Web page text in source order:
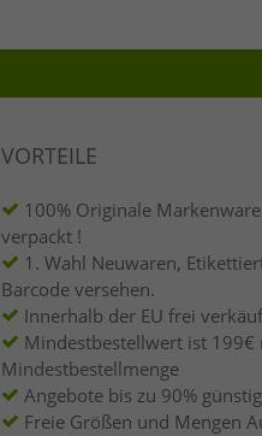
VORTEILE
100% Originale
verpackt !
1. Wahl Neuwaren,
Barcode versehen.
Innerhalb der EU frei
Mindestbestellwert ist 199€
Mindestbestellmenge
Angebote bis zu 90%
Freie Größen und Mengen